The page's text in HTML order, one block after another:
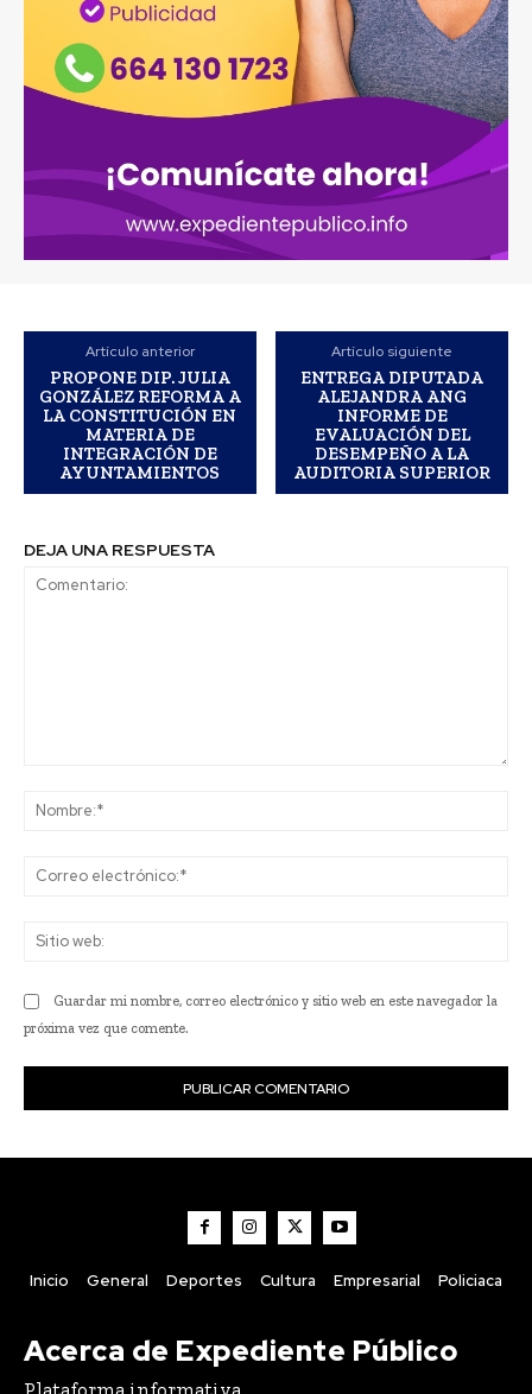
Artículo anterior
PROPONE DIP. JULIA
GONZÁLEZ REFORMA A
LA CONSTITUCIÓN EN
MATERIA DE
INTEGRACIÓN DE
AYUNTAMIENTOS
Artículo siguiente
ENTREGA DIPUTADA
ALEJANDRA ANG
INFORME DE
EVALUACIÓN DEL
DESEMPEÑO A LA
AUDITORIA SUPERIOR
DEJA UNA RESPUESTA
Guardar mi nombre, correo electrónico y sitio web en este navegador la
próxima vez que comente.
Inicio General Deportes Cultura Empresarial Policiaca
Acerca de Expediente Público
Plataforma informativa